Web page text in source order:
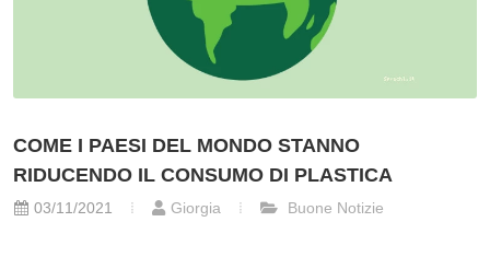
COME I PAESI DEL MONDO STANNO
RIDUCENDO IL CONSUMO DI PLASTICA
03/11/2021 Giorgia Buone Notizie